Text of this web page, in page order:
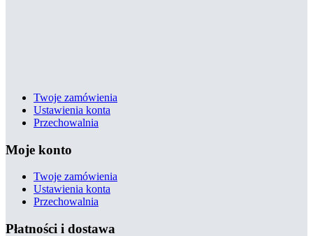
Twoje zamówienia
Ustawienia konta
Przechowalnia
Moje konto
Twoje zamówienia
Ustawienia konta
Przechowalnia
Płatności i dostawa